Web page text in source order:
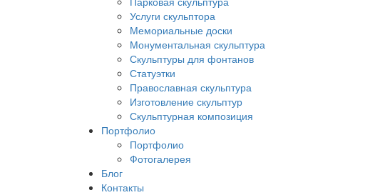
Услуги скульптора
Мемориальные доски
Монументальная скульптура
Скульптуры для фонтанов
Статуэтки
Православная скульптура
Изготовление скульптур
Скульптурная композиция
Портфолио
Портфолио
Фотогалерея
Блог
Контакты